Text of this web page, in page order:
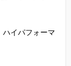
イパフォーマ